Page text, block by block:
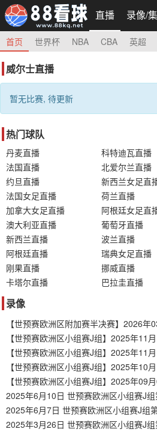
直播 录像/
首页 世界杯 NBA CBA 英超
威尔士直播
暂无比赛, 待更新
热门球队
丹麦直播 科特迪瓦直播
法国直播
北爱尔兰直播
约旦直播
新西兰女足直
法国女足直播
荷兰直播
加拿大女足直播
阿根廷女足直
澳大利亚直播
葡萄牙直播
新西兰直播
波兰直播
阿根廷直播
瑞典女足直播
刚果直播
挪威直播
卡塔尔直播
巴拉圭直播
录像